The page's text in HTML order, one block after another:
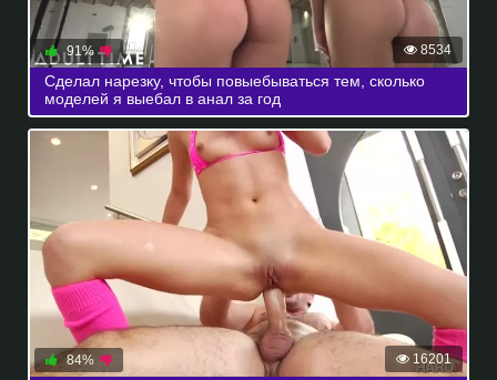
8534
91%
Сделал нарезку, чтобы повыебываться тем, сколько
моделей я выебал в анал за год
16201
84%